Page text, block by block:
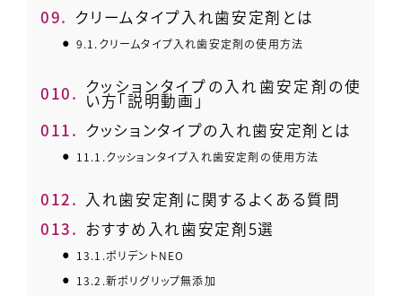
9. クリームタイプ入れ歯安定剤とは
9.1. クリームタイプ入れ歯安定剤の使用方法
10. クッションタイプの入れ歯安定剤の使
い方「説明動画」
11. クッションタイプの入れ歯安定剤とは
11.1.クッションタイプ入れ歯安定剤の使用方法
12. 入れ歯安定剤に関するよくある質問
13. おすすめ入れ歯安定剤5選
13.1.ポリデントNEO
13.2.新ポリグリップ無添加